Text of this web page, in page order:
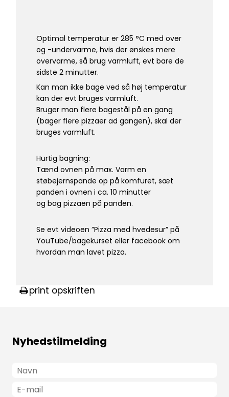
Optimal temperatur er 285 °C med over
og -undervarme, hvis der ønskes mere
overvarme, så brug varmluft, evt bare de
sidste 2 minutter.
Kan man ikke bage ved så høj temperatur
kan der evt bruges varmluft.
Bruger man flere bagestål på en gang
(bager flere pizzaer ad gangen), skal der
bruges varmluft.
Hurtig bagning:
Tænd ovnen på max. Varm en
støbejernspande op på komfuret, sæt
panden i ovnen i ca. 10 minutter
og bag pizzaen på panden.
Se evt videoen ”Pizza med hvedesur” på
YouTube/bagekurset eller facebook om
hvordan man lavet pizza.
print opskriften
Nyhedstilmelding